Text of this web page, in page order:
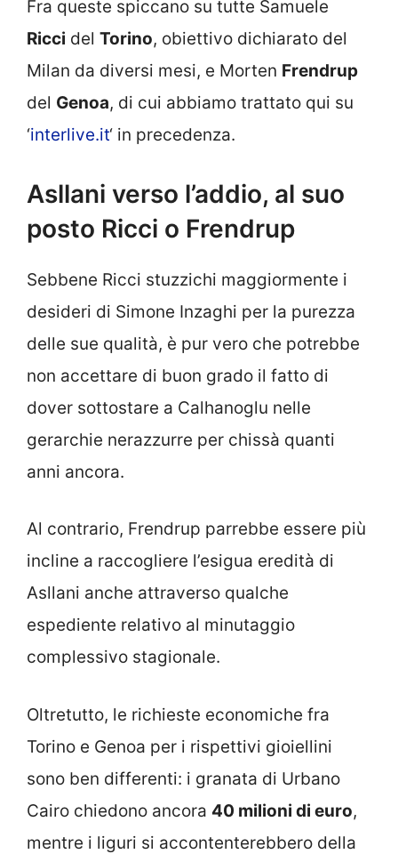
Fra queste spiccano su tutte Samuele
Ricci del Torino, obiettivo dichiarato del
Milan da diversi mesi, e Morten Frendrup
del Genoa, di cui abbiamo trattato qui su
‘interlive.it‘ in precedenza.
Asllani verso l’addio, al suo
posto Ricci o Frendrup
Sebbene Ricci stuzzichi maggiormente i
desideri di Simone Inzaghi per la purezza
delle sue qualità, è pur vero che potrebbe
non accettare di buon grado il fatto di
dover sottostare a Calhanoglu nelle
gerarchie nerazzurre per chissà quanti
anni ancora.
Al contrario, Frendrup parrebbe essere più
incline a raccogliere l’esigua eredità di
Asllani anche attraverso qualche
espediente relativo al minutaggio
complessivo stagionale.
Oltretutto, le richieste economiche fra
Torino e Genoa per i rispettivi gioiellini
sono ben differenti: i granata di Urbano
Cairo chiedono ancora 40 milioni di euro,
mentre i liguri si accontenterebbero della